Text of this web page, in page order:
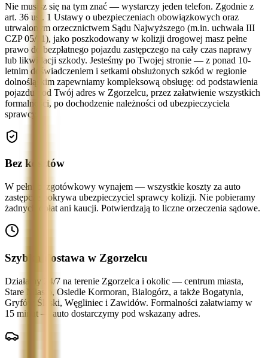
Nie musisz się na tym znać — wystarczy jeden telefon. Zgodnie z
art. 36 ust. 1 Ustawy o ubezpieczeniach obowiązkowych oraz
utrwalonym orzecznictwem Sądu Najwyższego (m.in. uchwała III
CZP 05/11), jako poszkodowany w kolizji drogowej masz pełne
prawo do bezpłatnego pojazdu zastępczego na cały czas naprawy
lub likwidacji szkody. Jesteśmy po Twojej stronie — z ponad 10-
letnim doświadczeniem i setkami obsłużonych szkód w regionie
dolnośląskim zapewniamy kompleksową obsługę: od podstawienia
pojazdu pod Twój adres w Zgorzelcu, przez załatwienie wszystkich
formalności, po dochodzenie należności od ubezpieczyciela
sprawcy.
Bez kosztów
W pełni bezgotówkowy wynajem — wszystkie koszty za auto
zastępcze pokrywa ubezpieczyciel sprawcy kolizji. Nie pobieramy
żadnych opłat ani kaucji. Potwierdzają to liczne orzeczenia sądowe.
Szybka dostawa w Zgorzelcu
Działamy 24/7 na terenie Zgorzelca i okolic — centrum miasta,
Stare Miasto, Osiedle Kormoran, Bialogórz, a także Bogatynia,
Gryfów Śląski, Węgliniec i Zawidów. Formalności załatwiamy w
15 minut — auto dostarczymy pod wskazany adres.